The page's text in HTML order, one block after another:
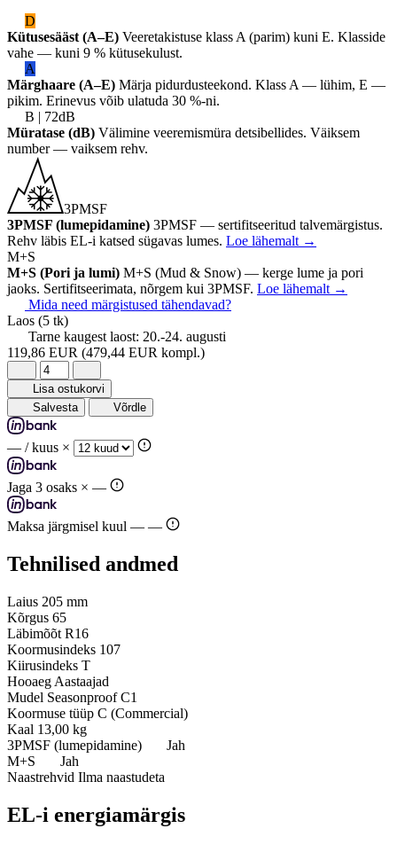
D
Kütusesääst (A–E) Veeretakistuse klass A (parim) kuni E. Klasside
vahe — kuni 9 % kütusekulust.
A
Märghaare (A–E) Märja pidurdusteekond. Klass A — lühim, E —
pikim. Erinevus võib ulatuda 30 %-ni.
B | 72dB
Müratase (dB) Välimine veeremismüra detsibellides. Väiksem
number — vaiksem rehv.
3PMSF
3PMSF (lumepidamine) 3PMSF — sertifitseeritud talvemärgistus.
Rehv läbis EL-i katsed sügavas lumes. Loe lähemalt →
M+S
M+S (Pori ja lumi) M+S (Mud & Snow) — kerge lume ja pori
jaoks. Sertifitseerimata, nõrgem kui 3PMSF. Loe lähemalt →
Mida need märgistused tähendavad?
Laos (5 tk)
Tarne kaugest laost: 20.-24. augusti
119,86 EUR (479,44 EUR kompl.)
Lisa ostukorvi
Salvesta
Võrdle
— / kuus ×
Jaga 3 osaks × —
Maksa järgmisel kuul — —
Tehnilised andmed
Laius 205 mm
Kõrgus 65
Läbimõõt R16
Koormusindeks 107
Kiirusindeks T
Hooaeg Aastaajad
Mudel Seasonproof C1
Koormuse tüüp C (Commercial)
Kaal 13,00 kg
3PMSF (lumepidamine)
Jah
M+S
Jah
Naastrehvid Ilma naastudeta
EL-i energiamärgis